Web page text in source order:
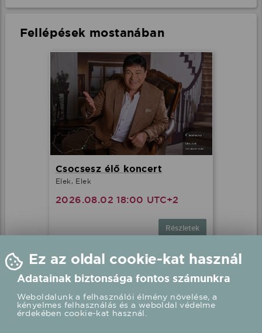
Fellépések mostanában
Csocsesz élő koncert
Elek, Elek
2026.08.02 18:00 UTC+2
Részletek
Ez az oldal cookie-kat használ
Adatainak biztonsága fontos számunkra
Weboldalunk a felhasználói élmény növelése, a
kényelmes felhasználás és a weboldal védelme
érdekében cookie-kat használ.